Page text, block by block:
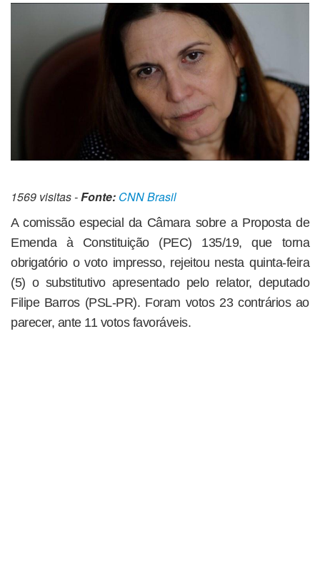
1569 visitas -Fonte: CNN Brasil
A comissão especial da Câmara sobre a Proposta de
Emenda à Constituição (PEC) 135/19, que torna
obrigatório o voto impresso, rejeitou nesta quinta-feira
(5) o substitutivo apresentado pelo relator, deputado
Filipe Barros (PSL-PR). Foram votos 23 contrários ao
parecer, ante 11 votos favoráveis.